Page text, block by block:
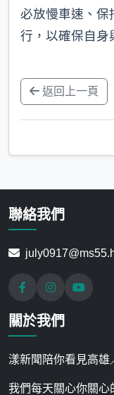
必放慢車速、保
行，以確保自身
返回上一頁
聯絡我們
關於我們
漾新聞陪你看見高雄
我們每天關心你關心